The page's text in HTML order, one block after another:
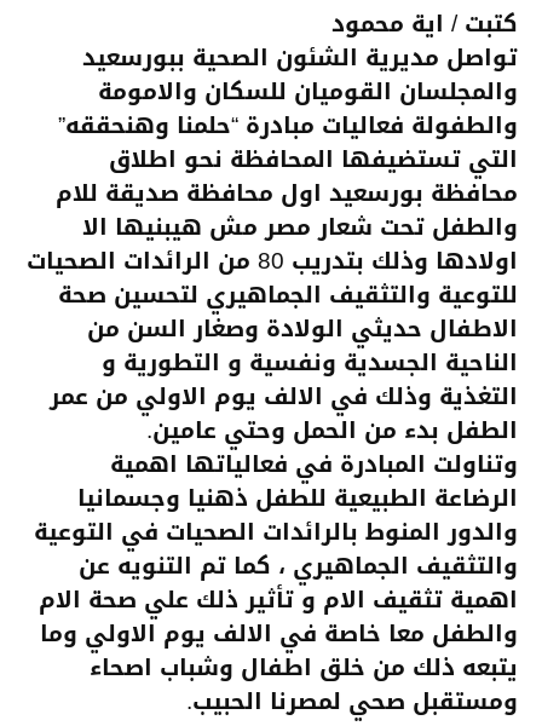
كتبت / اية محمود
تواصل مديرية الشئون الصحية ببورسعيد
والمجلسان القوميان للسكان والامومة
والطفولة فعاليات مبادرة “حلمنا وهنحققه”
التي تستضيفها المحافظة نحو اطلاق
محافظة بورسعيد اول محافظة صديقة للام
والطفل تحت شعار مصر مش هيبنيها الا
اولادها وذلك بتدريب 80 من الرائدات الصحيات
للتوعية والتثقيف الجماهيري لتحسين صحة
الاطفال حديثي الولادة وصغار السن من
الناحية الجسدية ونفسية و التطورية و
التغذية وذلك في الالف يوم الاولي من عمر
الطفل بدء من الحمل وحتي عامين.
وتناولت المبادرة في فعالياتها اهمية
الرضاعة الطبيعية للطفل ذهنيا وجسمانيا
والدور المنوط بالرائدات الصحيات في التوعية
والتثقيف الجماهيري ، كما تم التنويه عن
اهمية تثقيف الام و تأثير ذلك علي صحة الام
والطفل معا خاصة في الالف يوم الاولي وما
يتبعه ذلك من خلق اطفال وشباب اصحاء
ومستقبل صحي لمصرنا الحبيب.